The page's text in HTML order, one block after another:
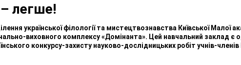
– легше!
української філології та мистецтвознавства Київської Малої
виховного комплексу «Домінанта». Цей навчальний заклад є
конкурсу-захисту науково-дослідницьких робіт учнів-членів